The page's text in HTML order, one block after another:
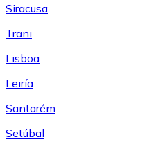
Siracusa
Trani
Lisboa
Leiría
Santarém
Setúbal